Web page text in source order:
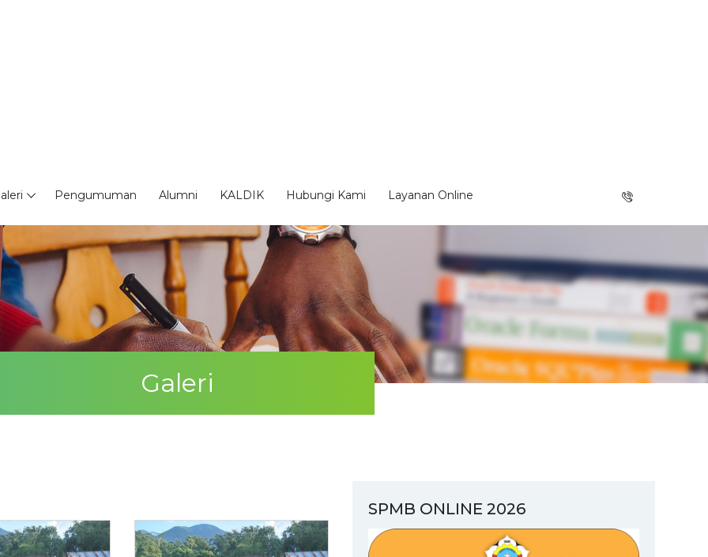
Pengumuman Alumni KALDIK Hubungi Kami Layanan Online
Galeri
SPMB ONLINE 2026